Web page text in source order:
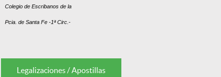
Colegio de Escribanos de la
Pcia. de Santa Fe -1ª Circ.-